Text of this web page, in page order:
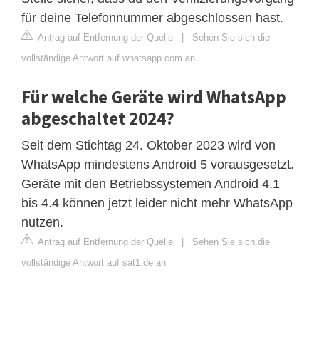
für deine Telefonnummer abgeschlossen hast.
Antrag auf Entfernung der Quelle | Sehen Sie sich die
vollständige Antwort auf whatsapp.com an
Für welche Geräte wird WhatsApp
abgeschaltet 2024?
Seit dem Stichtag 24. Oktober 2023 wird von
WhatsApp mindestens Android 5 vorausgesetzt.
Geräte mit den Betriebssystemen Android 4.1
bis 4.4 können jetzt leider nicht mehr WhatsApp
nutzen.
Antrag auf Entfernung der Quelle | Sehen Sie sich die
vollständige Antwort auf sat1.de an